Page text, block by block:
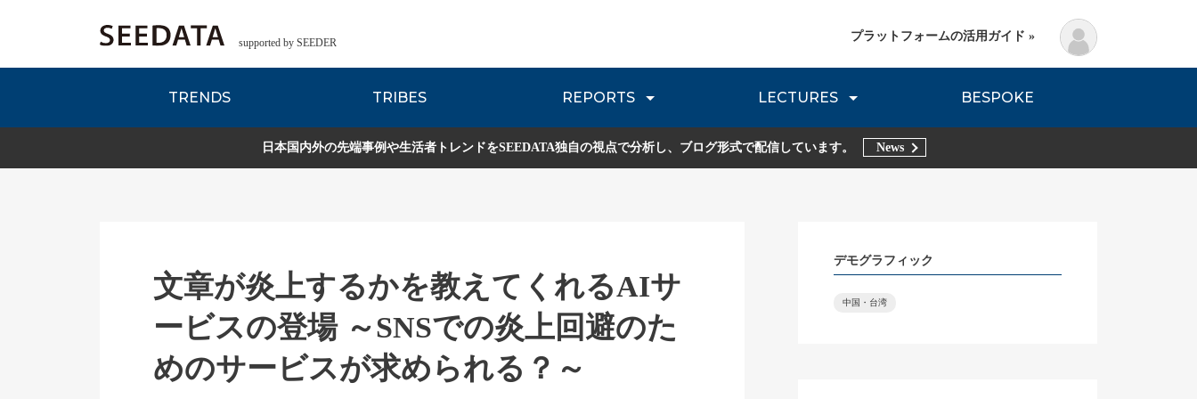
supported by SEEDER
TRENDS TRIBES REPORTS
EDITORIAL REPORT Zsレポート 流通レポート JOURNEY REVIEW DNVB REPORT TRIBE REPORTS
LECTURES
各種データのご紹介 Planning Method
BESPOKE
プラットフォームの活用ガイド »
日本国内外の先端事例や生活者トレンドをSEEDATA独自の視点で分析し、ブログ形式で配信しています。 News
文章が炎上するかを教えてくれるAIサ
ービスの登場 ～SNSでの炎上回避のた
めのサービスが求められる？～
デモグラフィック
中国・台湾